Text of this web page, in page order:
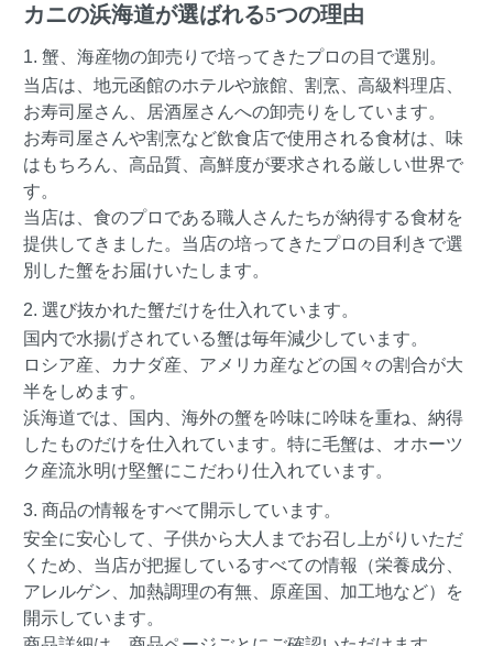
カニの浜海道が選ばれる5つの理由
1. 蟹、海産物の卸売りで培ってきたプロの目で選別。
当店は、地元函館のホテルや旅館、割烹、高級料理店、
お寿司屋さん、居酒屋さんへの卸売りをしています。
お寿司屋さんや割烹など飲食店で使用される食材は、味
はもちろん、高品質、高鮮度が要求される厳しい世界で
す。
当店は、食のプロである職人さんたちが納得する食材を
提供してきました。当店の培ってきたプロの目利きで選
別した蟹をお届けいたします。
2. 選び抜かれた蟹だけを仕入れています。
国内で水揚げされている蟹は毎年減少しています。
ロシア産、カナダ産、アメリカ産などの国々の割合が大
半をしめます。
浜海道では、国内、海外の蟹を吟味に吟味を重ね、納得
したものだけを仕入れています。特に毛蟹は、オホーツ
ク産流氷明け堅蟹にこだわり仕入れています。
3. 商品の情報をすべて開示しています。
安全に安心して、子供から大人までお召し上がりいただ
くため、当店が把握しているすべての情報（栄養成分、
アレルゲン、加熱調理の有無、原産国、加工地など）を
開示しています。